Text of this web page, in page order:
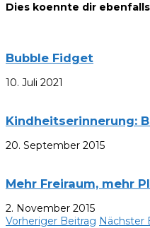
Dies koennte dir
Bubble Fidget
10. Juli 2021
Kindheitserinnerung:
20. September 2015
Mehr Freiraum, mehr
2. November 2015
Vorheriger Beitrag Nächster